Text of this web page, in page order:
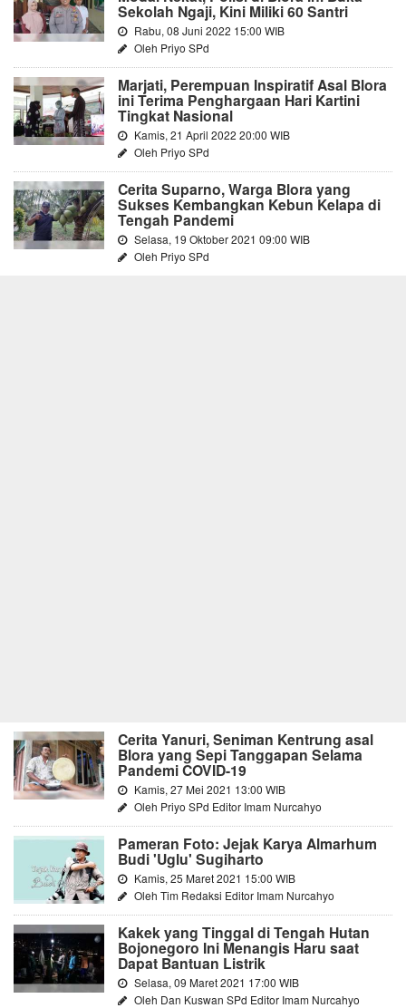
Sekolah Ngaji, Kini Miliki 60 Santri
Rabu, 08 Juni 2022 15:00 WIB
Oleh Priyo SPd
Marjati, Perempuan Inspiratif Asal Blora
ini Terima Penghargaan Hari Kartini
Tingkat Nasional
Kamis, 21 April 2022 20:00 WIB
Oleh Priyo SPd
Cerita Suparno, Warga Blora yang
Sukses Kembangkan Kebun Kelapa di
Tengah Pandemi
Selasa, 19 Oktober 2021 09:00 WIB
Oleh Priyo SPd
Cerita Yanuri, Seniman Kentrung asal
Blora yang Sepi Tanggapan Selama
Pandemi COVID-19
Kamis, 27 Mei 2021 13:00 WIB
Oleh Priyo SPd Editor Imam Nurcahyo
Pameran Foto: Jejak Karya Almarhum
Budi 'Uglu' Sugiharto
Kamis, 25 Maret 2021 15:00 WIB
Oleh Tim Redaksi Editor Imam Nurcahyo
Kakek yang Tinggal di Tengah Hutan
Bojonegoro Ini Menangis Haru saat
Dapat Bantuan Listrik
Selasa, 09 Maret 2021 17:00 WIB
Oleh Dan Kuswan SPd Editor Imam Nurcahyo